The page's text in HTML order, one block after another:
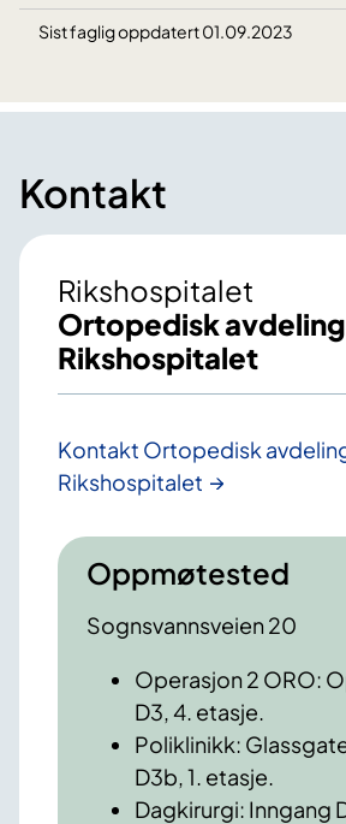
Sist faglig oppdatert 01.09.2023
Kontakt
Rikshospitalet
Ortopedisk avdeling
Rikshospitalet
Kontakt Ortopedisk
Rikshospitalet
Oppmøtested
Sognsvannsveien 20
Operasjon 2 ORO:
D3, 4. etasje.
Poliklinikk:
D3b, 1. etasje.
Dagkirurgi: Inngang